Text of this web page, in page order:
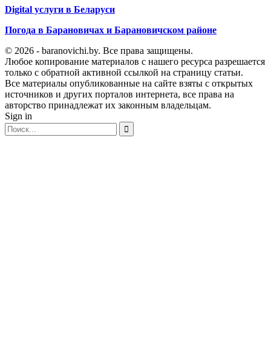
Digital услуги в Беларуси
Погода в Барановичах и Барановичском районе
© 2026 - baranovichi.by. Все права защищены.
Любое копирование материалов с нашего ресурса разрешается
только с обратной активной ссылкой на страницу статьи.
Все материалы опубликованные на сайте взяты с открытых
источников и других порталов интернета, все права на
авторство принадлежат их законным владельцам.
Sign in